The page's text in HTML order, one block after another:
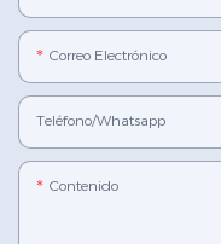
Correo Electrónico
Teléfono/whatsapp
Contenido